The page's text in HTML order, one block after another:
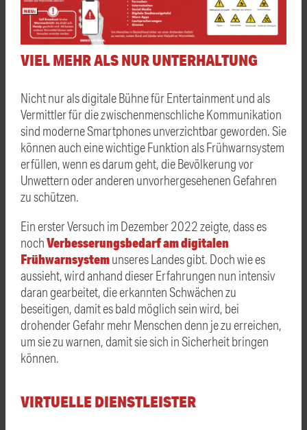
VIEL MEHR ALS NUR UNTERHALTUNG
Nicht nur als digitale Bühne für Entertainment und als
Vermittler für die zwischenmenschliche Kommunikation
sind moderne Smartphones unverzichtbar geworden. Sie
können auch eine wichtige Funktion als Frühwarnsystem
erfüllen, wenn es darum geht, die Bevölkerung vor
Unwettern oder anderen unvorhergesehenen Gefahren
zu schützen.
Ein erster Versuch im Dezember 2022 zeigte, dass es
nochVerbesserungsbedarf am digitalen
Frühwarnsystemunseres Landes gibt. Doch wie es
aussieht, wird anhand dieser Erfahrungen nun intensiv
daran gearbeitet, die erkannten Schwächen zu
beseitigen, damit es bald möglich sein wird, bei
drohender Gefahr mehr Menschen denn je zu erreichen,
um sie zu warnen, damit sie sich in Sicherheit bringen
können.
VIRTUELLE DIENSTLEISTER